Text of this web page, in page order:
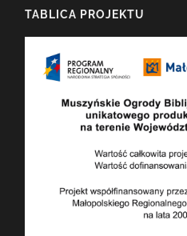
TABLICA PROJEKTU